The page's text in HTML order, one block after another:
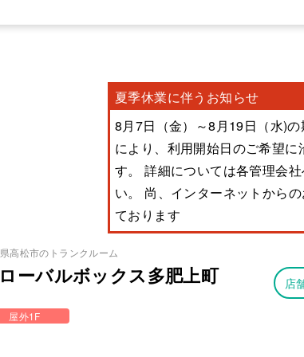
夏季休業に伴うお知らせ
8月7日（金）～8月19日（水)
により、利用開始日のご希望に
す。 詳細については各管理会
い。 尚、インターネットから
ております
高松市のトランクルーム
ーバルボックス多肥上町
屋外1F
店